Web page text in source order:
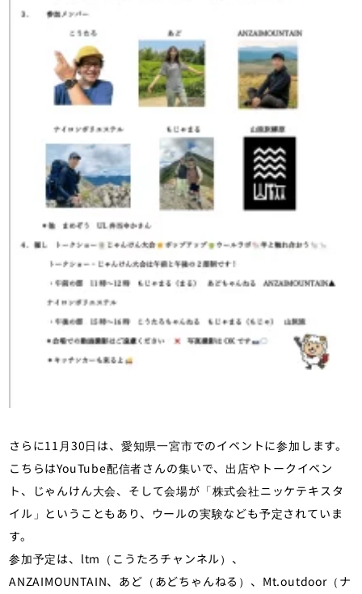
さらに11月30日は、愛知県一宮市でのイベントに参加します。
こちらはYouTube配信者さんの集いで、出店やトークイベン
ト、じゃんけん大会、そして会場が「株式会社ニッケテキスタ
イル」ということもあり、ウールの実験なども予定されていま
す。
参加予定は、ltm（こうたろチャンネル）、
ANZAIMOUNTAIN、あど（あどちゃんねる）、Mt.outdoor（ナ